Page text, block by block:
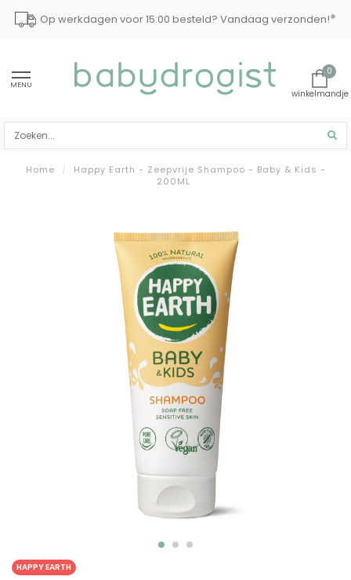
Op werkdagen voor 15:00 besteld? Vandaag verzonden!*
MENU
0
Home /
Happy Earth - Zeepvrije Shampoo - Baby & Kids -
200ML
HAPPY EARTH